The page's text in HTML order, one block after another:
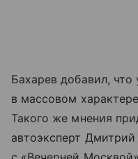
Бахарев добавил, что
в массовом
Такого же мнения
автоэксперт